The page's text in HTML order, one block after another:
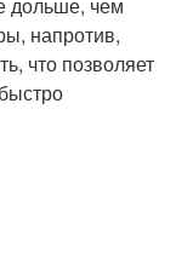
напротив,
что позволяет